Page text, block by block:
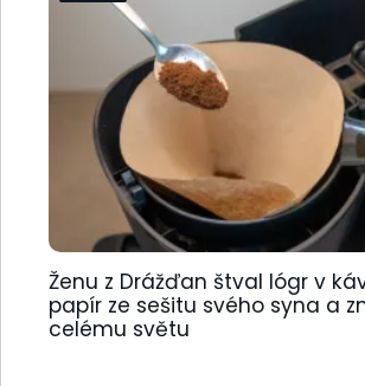
Ženu z Drážďan štval lógr v
papír ze sešitu svého syna a
celému světu